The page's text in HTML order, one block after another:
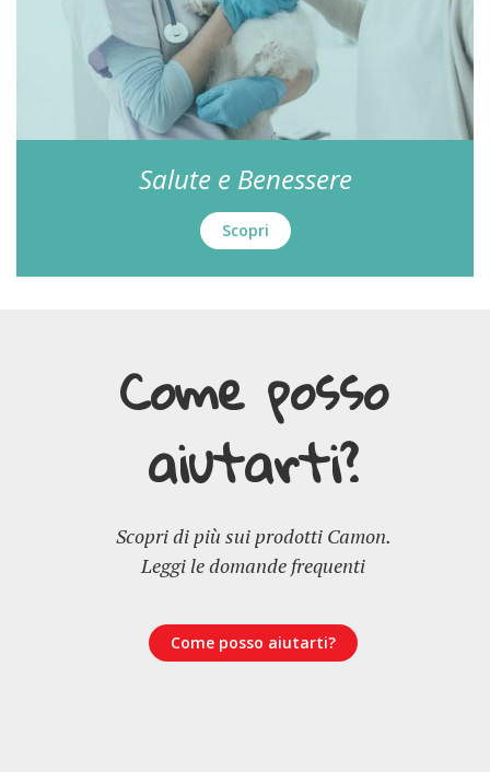
Salute e Benessere
Scopri
Come posso
aiutarti?
Scopri di più sui prodotti Camon.
Leggi le domande frequenti
Come posso aiutarti?